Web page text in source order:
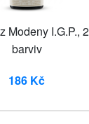
Modeny I.G.P.,
barviv
186 Kč